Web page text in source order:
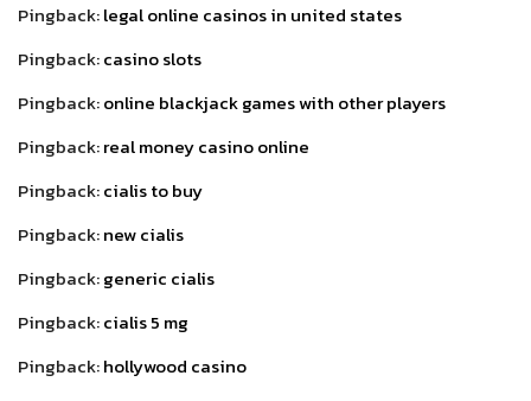
Pingback:legal online casinos in united states
Pingback:casino slots
Pingback:online blackjack games with other players
Pingback:real money casino online
Pingback:cialis to buy
Pingback:new cialis
Pingback:generic cialis
Pingback:cialis 5 mg
Pingback:hollywood casino